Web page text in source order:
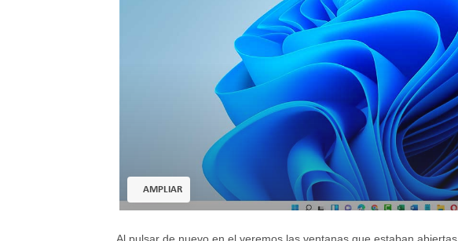
AMPLIAR
Al pulsar de nuevo en el veremos las ventanas que estaban abiertas.